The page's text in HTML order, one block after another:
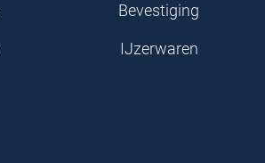
Bevestiging
IJzerwaren